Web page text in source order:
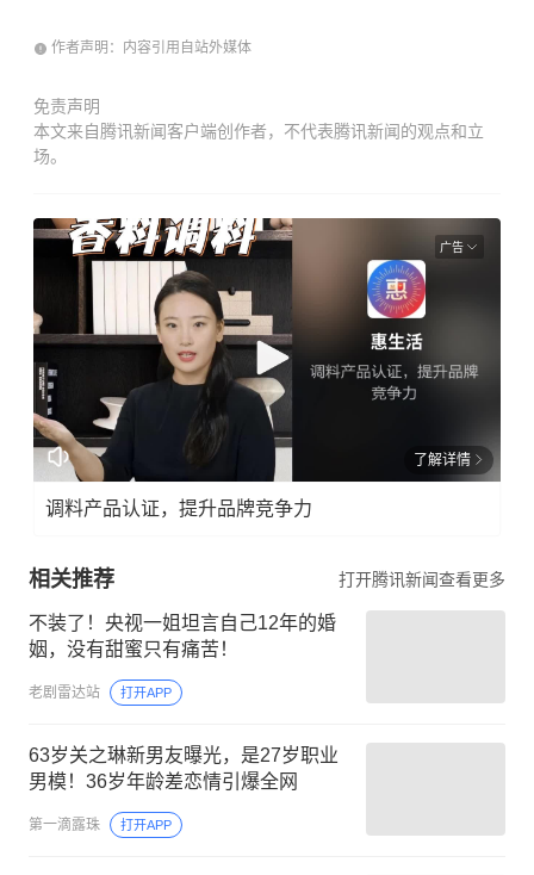
作者声明：内容引用自站外媒体
免责声明
本文来自腾讯新闻客户端创作者，不代表腾讯新闻的观点和立
场。
广告
了解详情
调料产品认证，提升品牌竞争力
相关推荐 打开腾讯新闻查看更多
不装了！央视一姐坦言自己12年的婚
姻，没有甜蜜只有痛苦！
老剧雷达站 打开APP
63岁关之琳新男友曝光，是27岁职业
男模！36岁年龄差恋情引爆全网
第一滴露珠 打开APP